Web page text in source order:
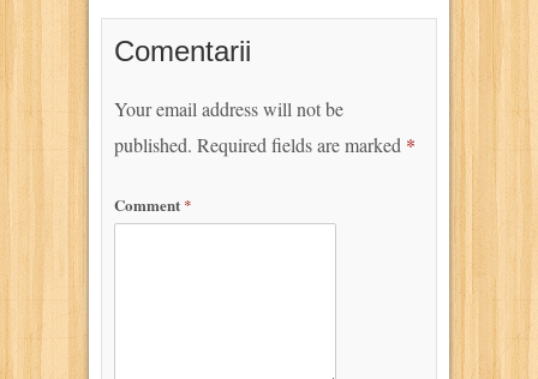
Comentarii
Your email address will not be
published. Required fields are marked *
Comment *